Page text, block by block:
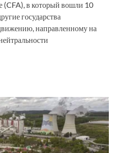
(CFA), в который вошли 10
государства
направленному на